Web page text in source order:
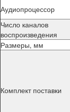
Аудиопроцессор
Число каналов
воспроизведения
Размеры, мм
Комплект поставки